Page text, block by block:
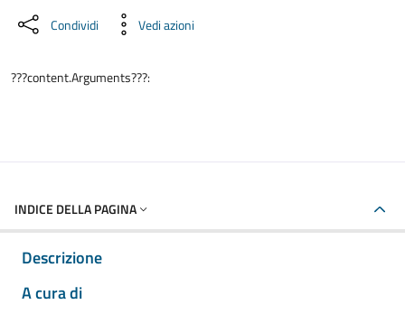
Condividi Vedi azioni
???content.Arguments???:
INDICE DELLA PAGINA
Descrizione
A cura di